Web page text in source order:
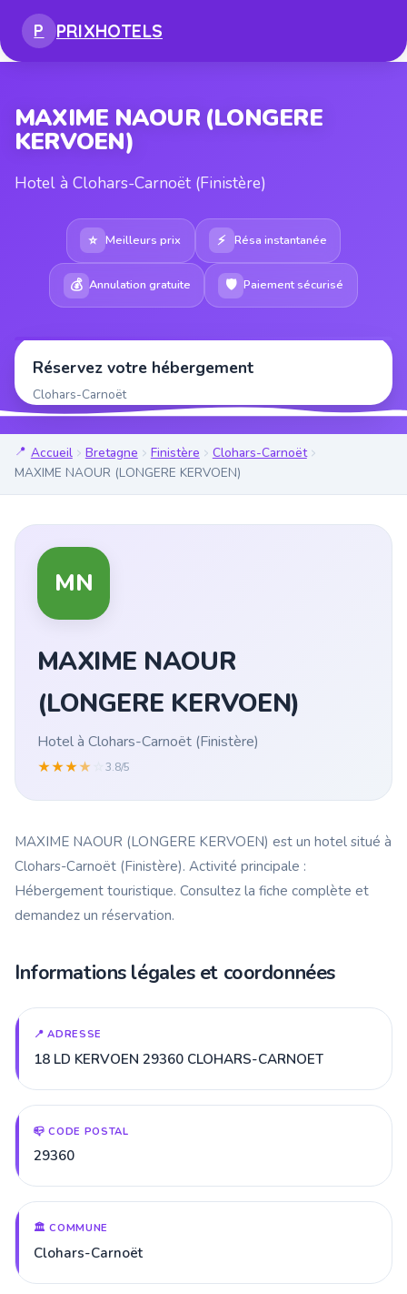
P PRIXHOTELS
MAXIME NAOUR (LONGERE
KERVOEN)
Hotel à Clohars-Carnoët (Finistère)
⭐ Meilleurs prix ⚡ Résa instantanée
💰 Annulation gratuite 🛡 Paiement sécurisé
Réservez votre hébergement
Clohars-Carnoët
Accueil Bretagne Finistère
Clohars-Carnoët
MAXIME NAOUR (LONGERE KERVOEN)
MN
MAXIME NAOUR
(LONGERE KERVOEN)
Hotel à Clohars-Carnoët (Finistère)
★★★★ 3.8/5
MAXIME NAOUR (LONGERE KERVOEN) est un hotel situé à
Clohars-Carnoët (Finistère). Activité principale :
Hébergement touristique. Consultez la fiche complète et
demandez un réservation.
Informations légales et coordonnées
📍 ADRESSE
18 LD KERVOEN 29360 CLOHARS-CARNOET
📪 CODE POSTAL
29360
🏛️ COMMUNE
Clohars-Carnoët